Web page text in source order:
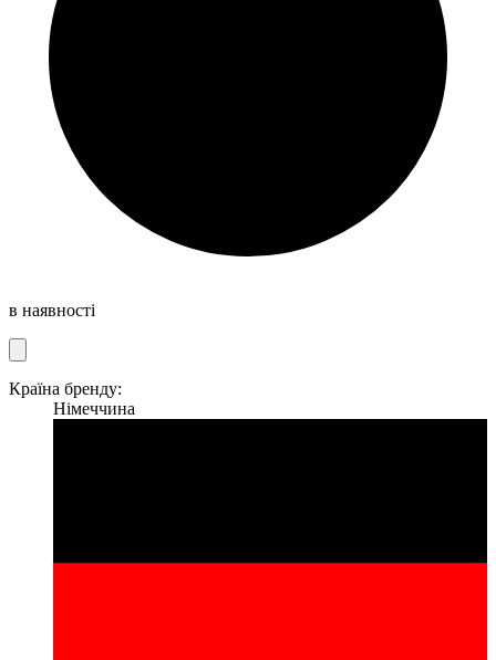
в наявності
Країна бренду:
Німеччина